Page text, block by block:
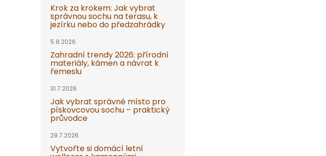
Krok za krokem: Jak vybrat
správnou sochu na terasu, k
jezírku nebo do předzahrádky
5.8.2026
Zahradní trendy 2026: přírodní
materiály, kámen a návrat k
řemeslu
31.7.2026
Jak vybrat správné místo pro
pískovcovou sochu – praktický
průvodce
29.7.2026
Vytvořte si domácí letní